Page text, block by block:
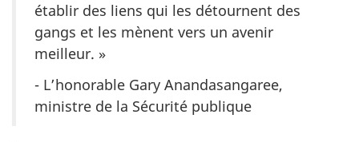
établir des liens qui les détournent des
gangs et les mènent vers un avenir
meilleur. »
- L’honorable Gary Anandasangaree,
ministre de la Sécurité publique